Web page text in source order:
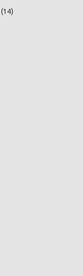
(14)